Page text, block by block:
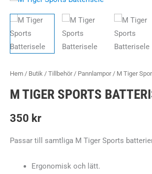
Hem / Butik / Tillbehör/ Pannlampor/ M Tiger
M TIGER SPORTS
350 kr
Passar till samtliga M Tiger Sports
Ergonomisk och lätt.